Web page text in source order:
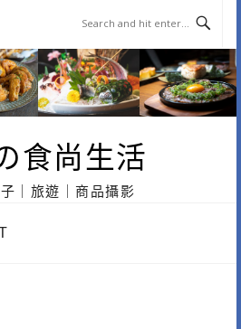
食尚生活
｜旅遊｜商品攝影